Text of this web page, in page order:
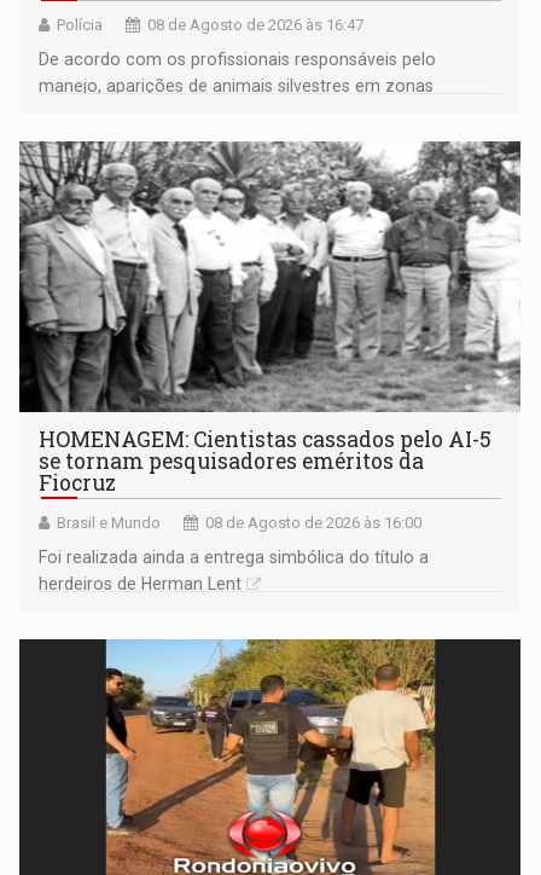
Polícia 08 de Agosto de 2026 às 16:47
De acordo com os profissionais responsáveis pelo
manejo, aparições de animais silvestres em zonas
HOMENAGEM: Cientistas cassados pelo AI-5
se tornam pesquisadores eméritos da
Fiocruz
Brasil e Mundo 08 de Agosto de 2026 às 16:00
Foi realizada ainda a entrega simbólica do título a
herdeiros de Herman Lent